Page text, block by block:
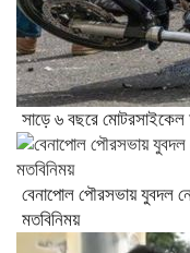
সাড়ে ৬ বছরে মোটরসাইকেল
বেনাপোল পৌরসভায় যুবদল
মতবিনিময়